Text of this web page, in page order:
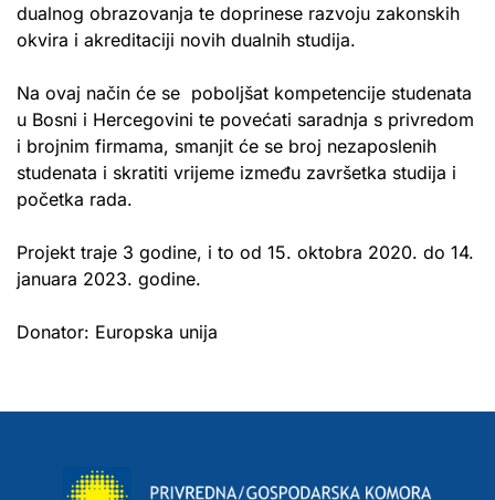
dualnog obrazovanja te doprinese razvoju zakonskih
okvira i akreditaciji novih dualnih studija.
Na ovaj način će se poboljšat kompetencije studenata
u Bosni i Hercegovini te povećati saradnja s privredom
i brojnim firmama, smanjit će se broj nezaposlenih
studenata i skratiti vrijeme između završetka studija i
početka rada.
Projekt traje 3 godine, i to od 15. oktobra 2020. do 14.
januara 2023. godine.
Donator: Europska unija